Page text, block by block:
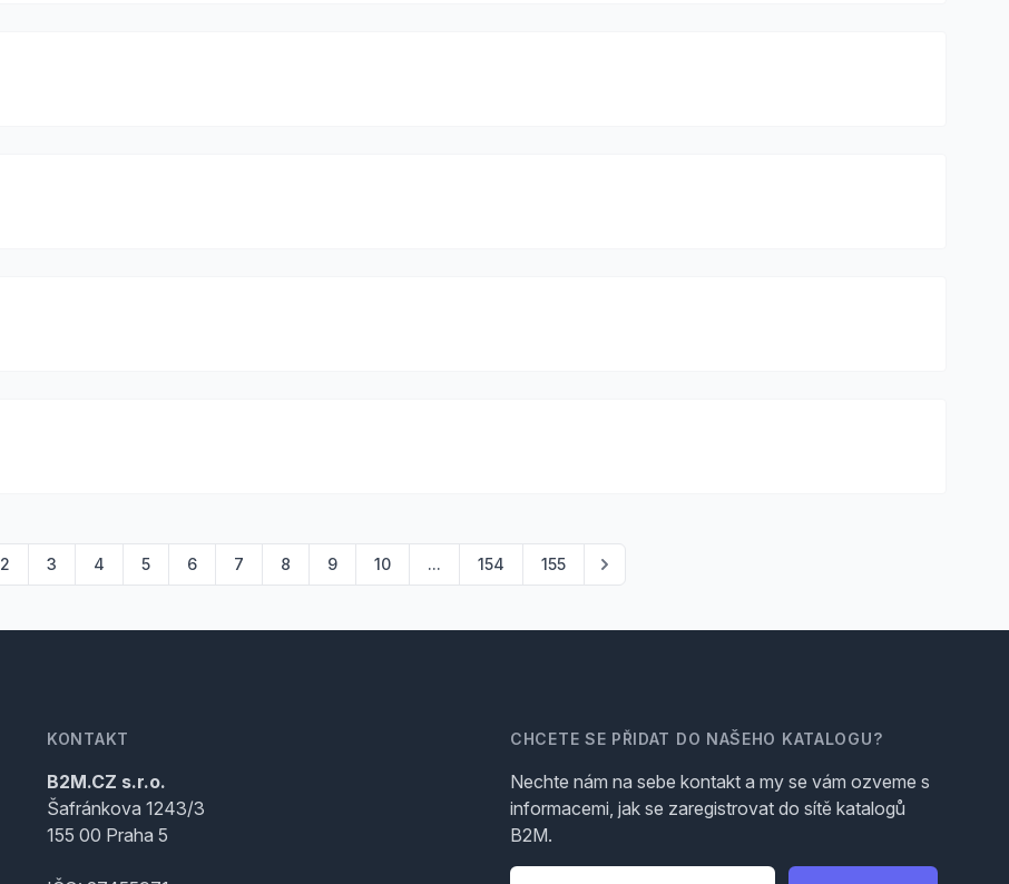
2 3 4 5 6 7 8 9 10 ... 154 155
KONTAKT
B2M.CZ s.r.o.
Šafránkova 1243/3
155 00 Praha 5
CHCETE SE PŘIDAT DO NAŠEHO KATALOGU?
Nechte nám na sebe kontakt a my se vám ozveme s
informacemi, jak se zaregistrovat do sítě katalogů
B2M.
Telefon